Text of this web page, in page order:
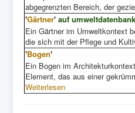
abgegrenzten Bereich, der
'Gärtner' auf
Ein Gärtner im Umweltkontext
die sich mit der Pflege und
'Bogen'
Ein Bogen im
Element, das aus einer
Weiterlesen